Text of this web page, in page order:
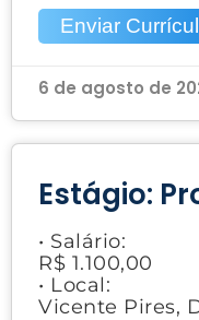
Enviar
6 de agosto de
Estágio:
• Salário:
R$ 1.100,00
• Local:
Vicente Pires,